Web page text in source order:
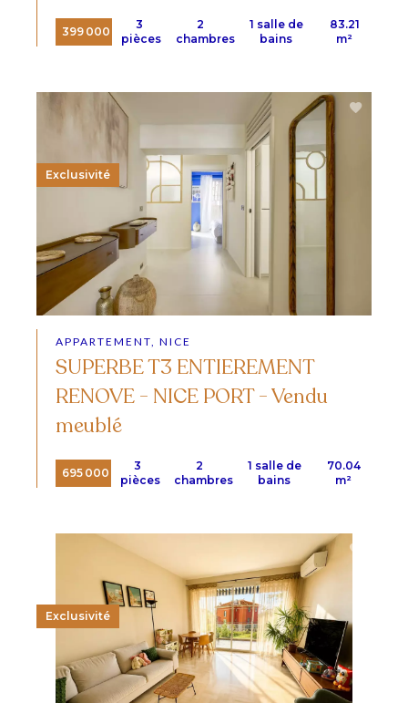
399 000 €
3
pièces
2
chambres
1 salle de
bains
83.21
m²
APPARTEMENT, NICE
SUPERBE T3 ENTIEREMENT
RENOVE - NICE PORT - Vendu
meublé
695 000 €
3
pièces
2
chambres
1 salle de
bains
70.04
m²
Exclusivité
Exclusivité